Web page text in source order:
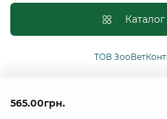
565.00грн.
Рептилії
Сільськогосподарські
Оплата і доставка
Політика конфіденційності
Публічна угода
Каталог
ТОВ